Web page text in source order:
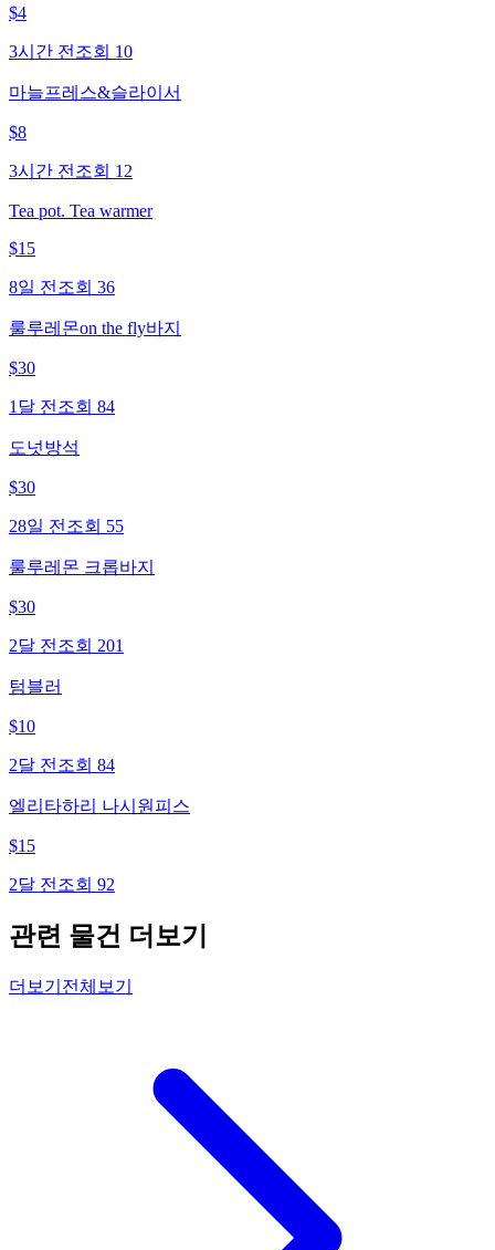
$4
3시간 전 조회 10
마늘프레스&슬라이서
$8
3시간 전 조회 12
Tea pot. Tea warmer
$15
8일 전 조회 36
룰루레몬on the fly바지
$30
1달 전 조회 84
도넛방석
$30
28일 전 조회 55
룰루레몬 크롭바지
$30
2달 전 조회 201
텀블러
$10
2달 전 조회 84
엘리타하리 나시원피스
$15
2달 전 조회 92
관련 물건 더보기
더보기 전체보기